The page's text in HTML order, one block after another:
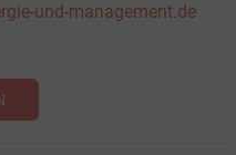
und-management.de